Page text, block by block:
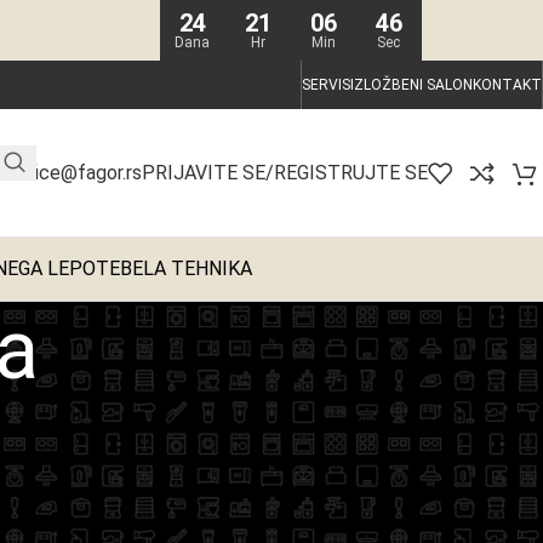
24
Dana
21
Hr
06
Min
45
Sec
SERVIS IZLOŽBENI SALON KONTAKT
office@fagor.rsPRIJAVITE SE/REGISTRUJTE SE
LEPOTEBELA TEHNIKA